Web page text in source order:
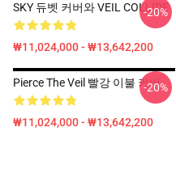
SKY 듀벳 커버와 VEIL COLLIDE
₩11,024,000 - ₩13,642,200
-20%
Pierce The Veil 빨강 이불 커버
₩11,024,000 - ₩13,642,200
-20%